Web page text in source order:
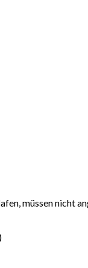
müssen nicht